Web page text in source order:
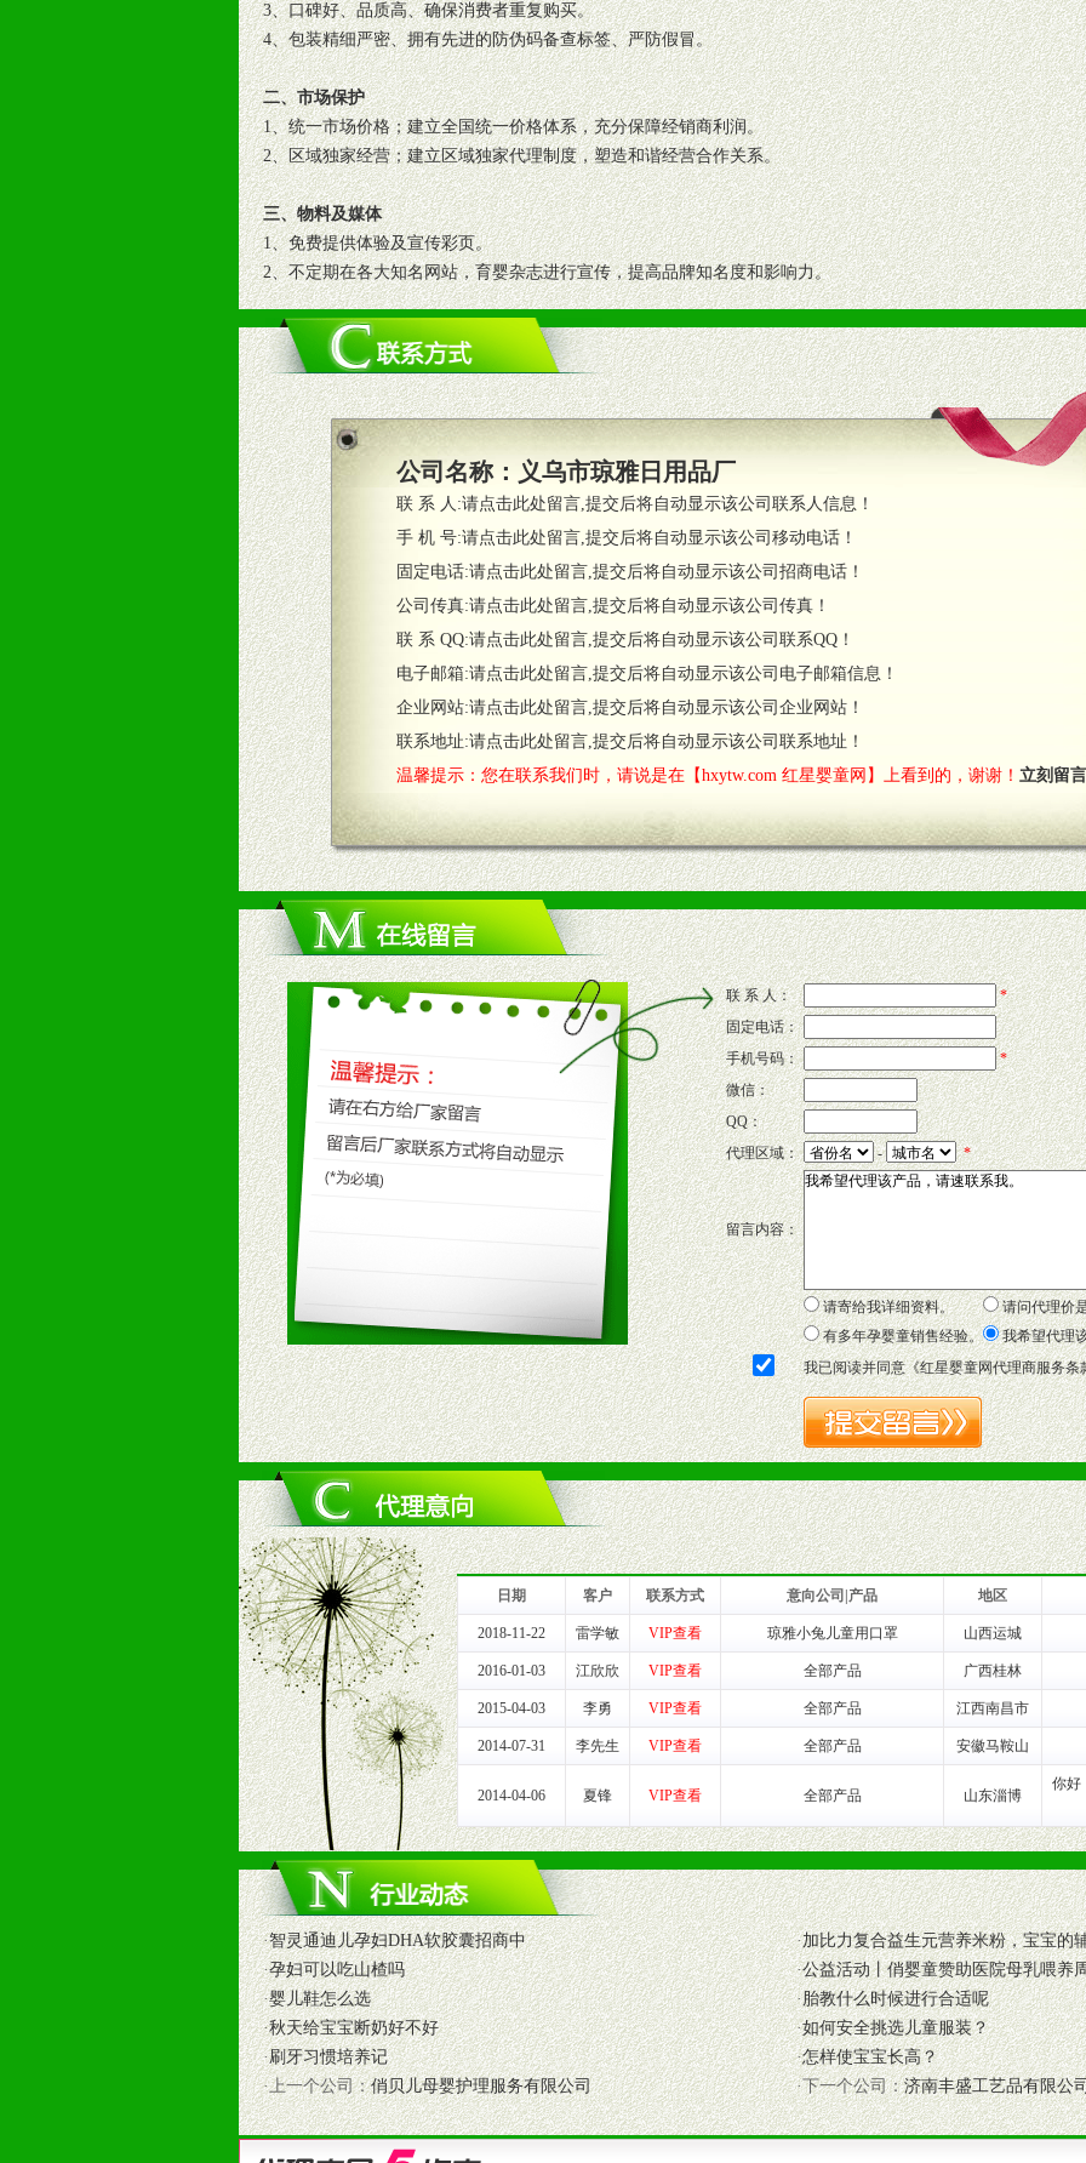
3、口碑好、品质高、确保消费者重复购买。
4、包装精细严密、拥有先进的防伪码备查标签、严防假冒。
二、市场保护
1、统一市场价格；建立全国统一价格体系，充分保障经销商利润。
2、区域独家经营；建立区域独家代理制度，塑造和谐经营合作关系。
三、物料及媒体
1、免费提供体验及宣传彩页。
2、不定期在各大知名网站，育婴杂志进行宣传，提高品牌知名度和影响力。
3、根据地方实际情况提供销售喷绘画、促销架等销售道具。
四、市场操作及支持
1、根据区域市场协助制定具体营销策略。
2、根据具体情况公司给予必要市场支持。
3、根据市场需要，派驻区域销售人员全程跟踪服务，以确保产品顺利销售。
4、根据市场情况公司给予专职或兼职的业务代表及终端导购支持。
五、退换货制度
1、给予前期市场操作一定比例退换货政策。
2、对于临期，滞销品给予一定比例调换政策。
六、服务优势
1、完善的信息服务咨询中心：本着对代理商负责的态度，我们将及时回复您的疑问。
2、售后服务：突发性产品问题或消费者意见反馈，我们予以及时受理记录并合理妥善解决。
3、我们时刻整理各区销售情况，帮您诊断、分析市场，及时收编销售效果显着的案例，与您共商启动市场。
七、招商代理（全国各地）
1、认同我们的经营理念。
2、具备较好商业信誉和资金实力。
3、具备区域内良好的终端网点和销售渠道。
4、具备一定业务团队能力覆盖区域的流通渠道，孕婴童渠道，医药渠道并为之提供配送服务。
5、具备较强的市场操作意识，投入意识和配合意识。
八、品牌产品
1、不断提升品牌的知名度，美誉度。
2、不断开创新产品不断满足消费者的新需求及适应市场变化。
九、加盟优势
1、广告企划支持：产品手册、POP宣传画、三折页及宣传礼品全面配赠，免费提供软硬性平面广告、电台广
场武器。
2、市场保护支持：供优质产品，全套合法经营手续，采取统一底价供货、严格保证区域市场独占，杜绝串货
3、对代理商、经销商提供公司资执证明复印件，财务以帐单，税务发票，产品质量报告检测单，产品批号；
4、营销技术支持：因地制宜，采取方案，专家顾问团提供专柜、社区、HS、名人营销等各种模式市场实战操
5、返利奖励支持：累计进货奖励，年终完成任务返利。
6、售后服务支持：营销全程跟踪服务，提供企划、咨询、培训等企业售后服务。
7、退换货支持：诚信为本的退换货保障制度，使经销商市场操作全程无忧。
十、代理条件
1、拥有婴幼儿产品经销网络，营养品或保健食品相关渠道者。
2、认同公司产品及经营理念，有良好的商业道德，良好的商誉，良好的市场网络的公司及销售自然人。
3、严格按照统一最低渠道价格，统一最低零售价销售，保证良性的价格体系，保证均衡的利润体系。
4、具有一定的资金实力，良好的商业信誉，具备地理区位优势。
5、为维护区域经销商利益，不得窜货。
十一、公司支持
1、免费人员培训支持
由销售明星、业务拓展能手、专业营养师、儿童营养专家为客户提供包括销售、营养、售后服务等各项专业培
2、终端宣传品支持
提供全国统一的产品手册、妈妈手册、VI手册、专柜、POP终端宣传物料、多样化的促销物品、礼品等。
3、大型促销活动支持
根据市场开发需要，为代理商、经销商提供活动策划，物料支持、人员支持等。媒体宣传支持
专业的孕婴童媒体、杂志、直销目录等全国性投放，扩大产品体宣传支持
专业的孕婴童媒体、杂志、直销目录等全国性投放，扩大产品宣传，提高产品美誉度。
4、专业完善的售后服务支持
5、确保经销商相应区域内的独家垄断性经营权益。
6、实施经营管理支持，根据经销商销售情况派人员驻地指导。
7、严格控制价格的波动，并给予相应的政策，充分保证经销产品丰厚的利润空间和市场经营的高额回报。
8、提供合理的退换货保障制度，保证经销商合作零风险。
9、及时有力的推出各种终端促销活动来帮助经销商启动和拉动市场销售，提供终端物料及宣传促销用品的支
拉宝、海报、试用装等）
10、提供信息支持，使经销商商融入公司经营中，充分了解来自公司的行销计划，产品的发展，以及行业市场
11、提供方便、快捷、灵活、安全、高效和准确的后勤配送物。
12、不断寻求国际前缘产品，完善母婴、儿童产品品类，为中国妈妈、宝宝提供完善的营养健康产品和宣传
公司名称： 义乌市琼雅日用品厂
联 系 人:请点击此处留言,提交后将自动显示该公司联系人信息！
手 机 号:请点击此处留言,提交后将自动显示该公司移动电话！
固定电话:请点击此处留言,提交后将自动显示该公司招商电话！
公司传真:请点击此处留言,提交后将自动显示该公司传真！
联 系 QQ:请点击此处留言,提交后将自动显示该公司联系QQ！
电子邮箱:请点击此处留言,提交后将自动显示该公司电子邮箱信息！
企业网站:请点击此处留言,提交后将自动显示该公司企业网站！
联系地址:请点击此处留言,提交后将自动显示该公司联系地址！
温馨提示：您在联系我们时，请说是在【hxytw.com 红星婴童网】上看到的，谢谢！ 立刻留言
联 系 人：
*
固定电话：
手机号码：
*
微信：
QQ：
代理区域：
- *
留言内容：
请寄给我详细资料。
请问代理价
有多年孕婴童销售经验。
我希望代理
我已阅读并同意《红星婴童网代理商服务条
日期 客户 联系方式 意向公司|产品 地区
2018-11-22 雷学敏 VIP查看 琼雅小兔儿童用口罩 山西运城
2016-01-03 江欣欣 VIP查看 全部产品 广西桂林
2015-04-03 李勇 VIP查看 全部产品 江西南昌市
2014-07-31 李先生 VIP查看 全部产品 安徽马鞍山
2014-04-06 夏锋 VIP查看 全部产品 山东淄博
你好
·智灵通迪儿孕妇DHA软胶囊招商中 ·加比力复合益生元营养米粉，宝宝的
·孕妇可以吃山楂吗 ·公益活动丨俏婴童赞助医院母乳喂养
·婴儿鞋怎么选 ·胎教什么时候进行合适呢
·秋天给宝宝断奶好不好 ·如何安全挑选儿童服装？
·刷牙习惯培养记 ·怎样使宝宝长高？
·上一个公司：俏贝儿母婴护理服务有限公司 ·下一个公司：济南丰盛工艺品有限公